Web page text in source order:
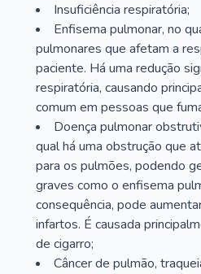
Insuficiência respiratória;
Enfisema pulmonar, no
pulmonares que afetam a
paciente. Há uma redução
respiratória, causando
comum em pessoas que
Doença pulmonar
qual há uma obstrução que
para os pulmões, podendo
graves como o enfisema
consequência, pode
infartos. É causada
de cigarro;
Câncer de pulmão,